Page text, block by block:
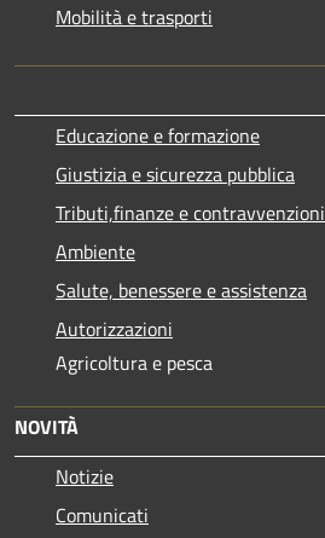
Mobilità e trasporti
Educazione e formazione
Giustizia e sicurezza pubblica
Tributi,finanze e contravvenzioni
Ambiente
Salute, benessere e assistenza
Autorizzazioni
Agricoltura e pesca
NOVITÀ
Notizie
Comunicati